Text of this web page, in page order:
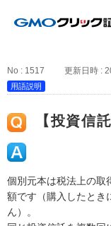
No : 1517 更新日時 :
用語説明
【投資信
個別元本は税法上の取
額です（購入したとき
ん）。